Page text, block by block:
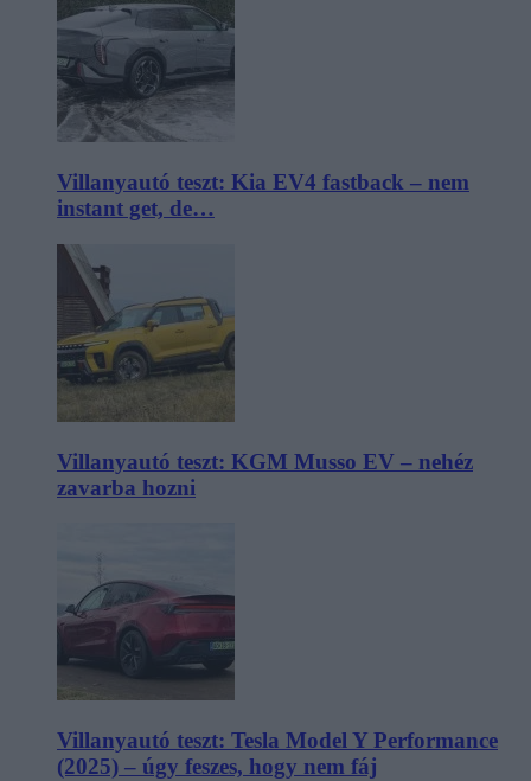
Villanyautó teszt: Kia EV4 fastback – nem
instant get, de…
Villanyautó teszt: KGM Musso EV – nehéz
zavarba hozni
Villanyautó teszt: Tesla Model Y Performance
(2025) – úgy feszes, hogy nem fáj